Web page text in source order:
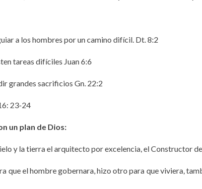
a los hombres por un camino difícil. Dt. 8:2
tareas difíciles Juan 6:6
grandes sacrificios Gn. 22:2
23-24
un plan de Dios:
y la tierra el arquitecto por excelencia, el Constructor
que el hombre gobernara, hizo otro para que viviera,